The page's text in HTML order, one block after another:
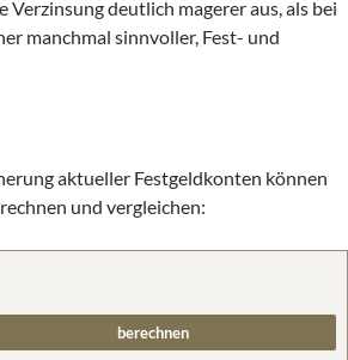
deutlich magerer aus, als bei
manchmal sinnvoller, Fest- und
aktueller Festgeldkonten können
und vergleichen: